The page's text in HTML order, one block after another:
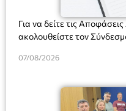
Για να δείτε τις
ακολουθείστε τον
07/08/2026